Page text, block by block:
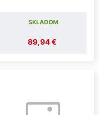
89,94 €
SKLADOM